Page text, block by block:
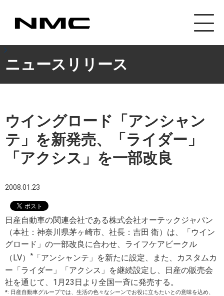
カスタマイズ事
ニュースリリース
ウイングロード「アンシャン
テ」を新発売、「ライダー」
「アクシス」を一部改良
2008.01.23
日産自動車の関連会社である株式会社オーテックジャパン
（本社：神奈川県茅ヶ崎市、社長：吉田 衛）は、「ウイン
グロード」の一部改良に合わせ、ライフケアビークル
（LV）
* 「アンシャンテ」を新たに設定、また、カスタムカ
ー「ライダー」「アクシス」を継続設定し、日産の販売会
社を通じて、1月23日より全国一斉に発売する。
*: 日産自動車グループでは、生活の色々なシーンでお役に立ちたいとの意味を込め、